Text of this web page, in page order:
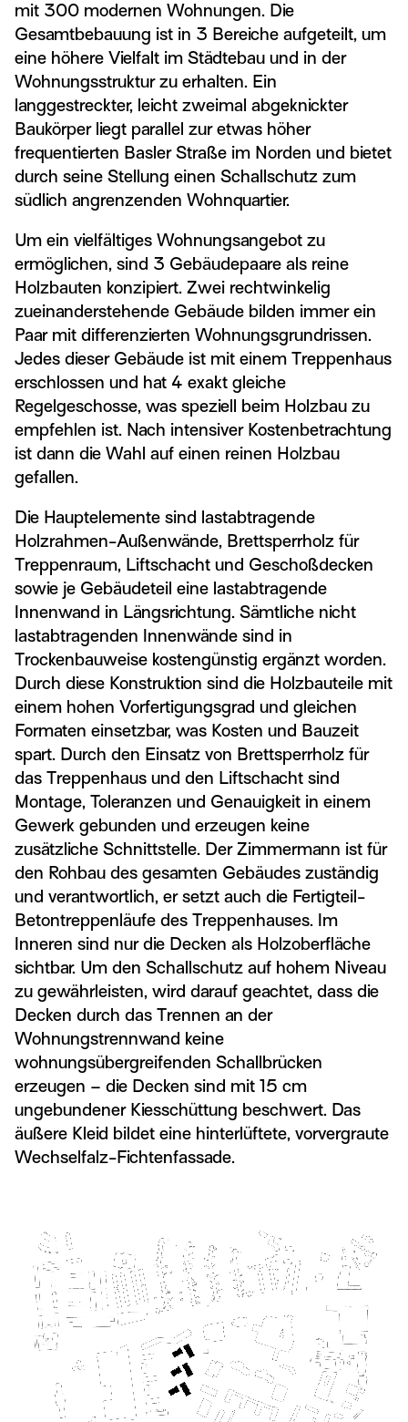
mit 300 modernen Wohnungen. Die
Gesamtbebauung ist in 3 Bereiche aufgeteilt, um
eine höhere Vielfalt im Städtebau und in der
Wohnungsstruktur zu erhalten. Ein
langgestreckter, leicht zweimal abgeknickter
Baukörper liegt parallel zur etwas höher
frequentierten Basler Straße im Norden und bietet
durch seine Stellung einen Schallschutz zum
südlich angrenzenden Wohnquartier.
Um ein vielfältiges Wohnungsangebot zu
ermöglichen, sind 3 Gebäudepaare als reine
Holzbauten konzipiert. Zwei rechtwinkelig
zueinanderstehende Gebäude bilden immer ein
Paar mit differenzierten Wohnungsgrundrissen.
Jedes dieser Gebäude ist mit einem Treppenhaus
erschlossen und hat 4 exakt gleiche
Regelgeschosse, was speziell beim Holzbau zu
empfehlen ist. Nach intensiver Kostenbetrachtung
ist dann die Wahl auf einen reinen Holzbau
gefallen.
Die Hauptelemente sind lastabtragende
Holzrahmen-Außenwände, Brettsperrholz für
Treppenraum, Liftschacht und Geschoßdecken
sowie je Gebäudeteil eine lastabtragende
Innenwand in Längsrichtung. Sämtliche nicht
lastabtragenden Innenwände sind in
Trockenbauweise kostengünstig ergänzt worden.
Durch diese Konstruktion sind die Holzbauteile mit
einem hohen Vorfertigungsgrad und gleichen
Formaten einsetzbar, was Kosten und Bauzeit
spart. Durch den Einsatz von Brettsperrholz für
das Treppenhaus und den Liftschacht sind
Montage, Toleranzen und Genauigkeit in einem
Gewerk gebunden und erzeugen keine
zusätzliche Schnittstelle. Der Zimmermann ist für
den Rohbau des gesamten Gebäudes zuständig
und verantwortlich, er setzt auch die Fertigteil-
Betontreppenläufe des Treppenhauses. Im
Inneren sind nur die Decken als Holzoberfläche
sichtbar. Um den Schallschutz auf hohem Niveau
zu gewährleisten, wird darauf geachtet, dass die
Decken durch das Trennen an der
Wohnungstrennwand keine
wohnungsübergreifenden Schallbrücken
erzeugen – die Decken sind mit 15 cm
ungebundener Kiesschüttung beschwert. Das
äußere Kleid bildet eine hinterlüftete, vorvergraute
Wechselfalz-Fichtenfassade.